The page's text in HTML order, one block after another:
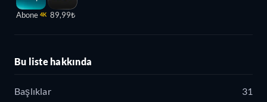
Abone 4K 89,99₺
Bu liste hakkında
Başlıklar 31